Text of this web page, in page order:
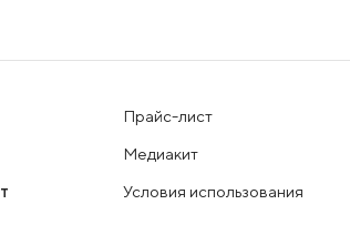
Прайс-лист
Медиакит
Условия использования